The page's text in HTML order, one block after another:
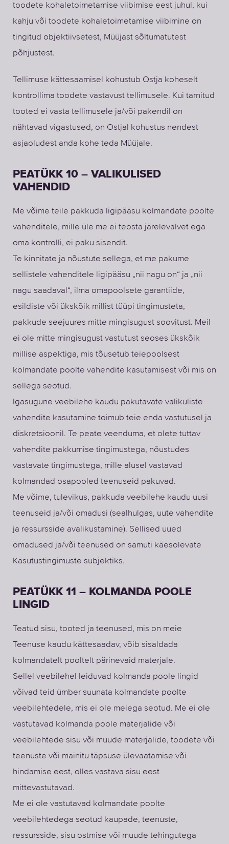
toodete kohaletoimetamise viibimise eest juhul, kui
kahju või toodete kohaletoimetamise viibimine on
tingitud objektiivsetest, Müüjast sõltumatutest
põhjustest.
Tellimuse kättesaamisel kohustub Ostja koheselt
kontrollima toodete vastavust tellimusele. Kui tarnitud
tooted ei vasta tellimusele ja/või pakendil on
nähtavad vigastused, on Ostjal kohustus nendest
asjaoludest anda kohe teda Müüjale.
PEATÜKK 10 – VALIKULISED
VAHENDID
Me võime teile pakkuda ligipääsu kolmandate poolte
vahenditele, mille üle me ei teosta järelevalvet ega
oma kontrolli, ei paku sisendit.
Te kinnitate ja nõustute sellega, et me pakume
sellistele vahenditele ligipääsu „nii nagu on“ ja „nii
nagu saadaval“, ilma omapoolsete garantiide,
esildiste või ükskõik millist tüüpi tingimusteta,
pakkude seejuures mitte mingisugust soovitust. Meil
ei ole mitte mingisugust vastutust seoses ükskõik
millise aspektiga, mis tõusetub teiepoolsest
kolmandate poolte vahendite kasutamisest või mis on
sellega seotud.
Igasugune veebilehe kaudu pakutavate valikuliste
vahendite kasutamine toimub teie enda vastutusel ja
diskretsioonil. Te peate veenduma, et olete tuttav
vahendite pakkumise tingimustega, nõustudes
vastavate tingimustega, mille alusel vastavad
kolmandad osapooled teenuseid pakuvad.
Me võime, tulevikus, pakkuda veebilehe kaudu uusi
teenuseid ja/või omadusi (sealhulgas, uute vahendite
ja ressursside avalikustamine). Sellised uued
omadused ja/või teenused on samuti käesolevate
Kasutustingimuste subjektiks.
PEATÜKK 11 – KOLMANDA POOLE
LINGID
Teatud sisu, tooted ja teenused, mis on meie
Teenuse kaudu kättesaadav, võib sisaldada
kolmandatelt pooltelt pärinevaid materjale.
Sellel veebilehel leiduvad kolmanda poole lingid
võivad teid ümber suunata kolmandate poolte
veebilehtedele, mis ei ole meiega seotud. Me ei ole
vastutavad kolmanda poole materjalide või
veebilehtede sisu või muude materjalide, toodete või
teenuste või mainitu täpsuse ülevaatamise või
hindamise eest, olles vastava sisu eest
mittevastutavad.
Me ei ole vastutavad kolmandate poolte
veebilehtedega seotud kaupade, teenuste,
ressursside, sisu ostmise või muude tehingutega